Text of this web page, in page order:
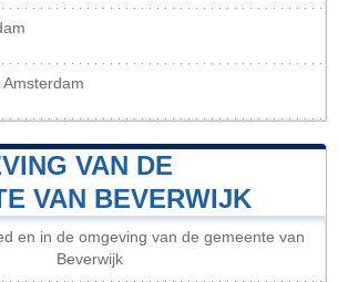
VAN DE
VAN BEVERWIJK
en in de omgeving van de gemeente van
Beverwijk